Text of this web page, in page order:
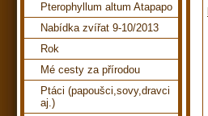
Pterophyllum altum Atapapo
Nabídka zvířat 9-10/2013
Rok
Mé cesty za přírodou
Ptáci (papoušci,sovy,dravci
aj.)